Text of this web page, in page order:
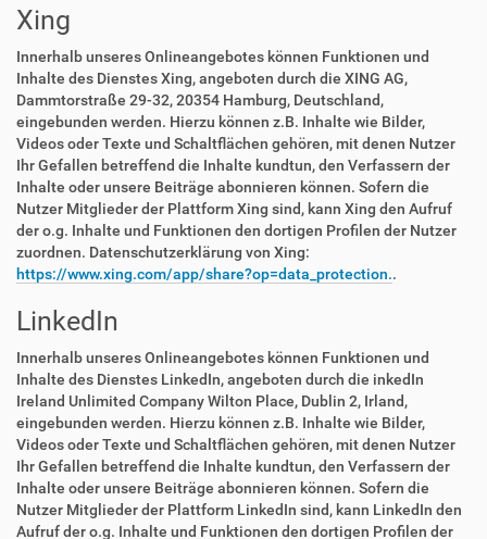
Xing
Innerhalb unseres Onlineangebotes können Funktionen und
Inhalte des Dienstes Xing, angeboten durch die XING AG,
Dammtorstraße 29-32, 20354 Hamburg, Deutschland,
eingebunden werden. Hierzu können z.B. Inhalte wie Bilder,
Videos oder Texte und Schaltflächen gehören, mit denen Nutzer
Ihr Gefallen betreffend die Inhalte kundtun, den Verfassern der
Inhalte oder unsere Beiträge abonnieren können. Sofern die
Nutzer Mitglieder der Plattform Xing sind, kann Xing den Aufruf
der o.g. Inhalte und Funktionen den dortigen Profilen der Nutzer
zuordnen. Datenschutzerklärung von Xing:
https://www.xing.com/app/share?op=data_protection..
LinkedIn
Innerhalb unseres Onlineangebotes können Funktionen und
Inhalte des Dienstes LinkedIn, angeboten durch die inkedIn
Ireland Unlimited Company Wilton Place, Dublin 2, Irland,
eingebunden werden. Hierzu können z.B. Inhalte wie Bilder,
Videos oder Texte und Schaltflächen gehören, mit denen Nutzer
Ihr Gefallen betreffend die Inhalte kundtun, den Verfassern der
Inhalte oder unsere Beiträge abonnieren können. Sofern die
Nutzer Mitglieder der Plattform LinkedIn sind, kann LinkedIn den
Aufruf der o.g. Inhalte und Funktionen den dortigen Profilen der